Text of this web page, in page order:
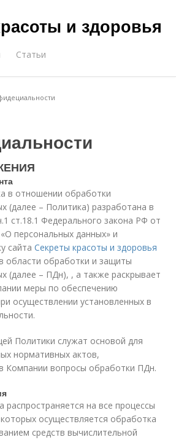
и здоровья
Статьи
в отношении обработки
(далее – Политика) разработана в
ст.18.1 Федерального закона РФ от
персональных данных» и
сайтаСекреты красоты и здоровья
области обработки и защиты
(далее – ПДн), , а также раскрывает
меры по обеспечению
осуществлении установленных в
Политики служат основой для
нормативных актов,
Компании вопросы обработки ПДн.
распространяется на все процессы
осуществляется обработка
средств вычислительной